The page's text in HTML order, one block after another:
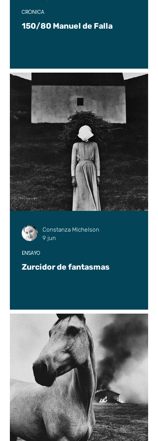
150/80 Manuel de Falla
CRÓNICA
Zurcidor de fantasmas
ENSAYO
Constanza Michelson
9 jun